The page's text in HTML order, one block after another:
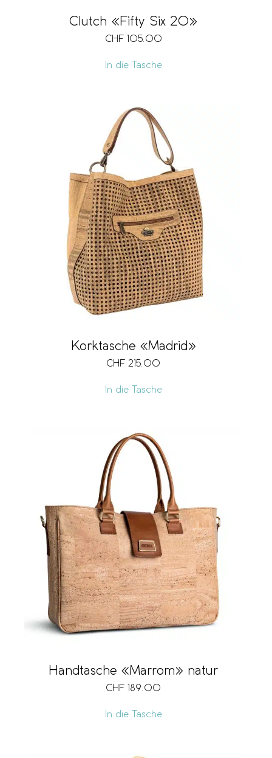
Clutch «Fifty Six 20»
CHF 105.00
In die Tasche
Korktasche «Madrid»
CHF 215.00
In die Tasche
Handtasche «Marrom» natur
CHF 189.00
In die Tasche